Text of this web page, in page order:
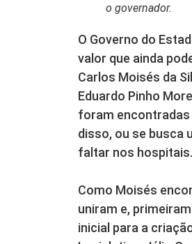
o governador.
O Governo do
valor que ainda
Carlos Moisés da
Eduardo Pinho
foram encontradas
disso, ou se busca
faltar nos hospitais.
Como Moisés
uniram e,
inicial para a